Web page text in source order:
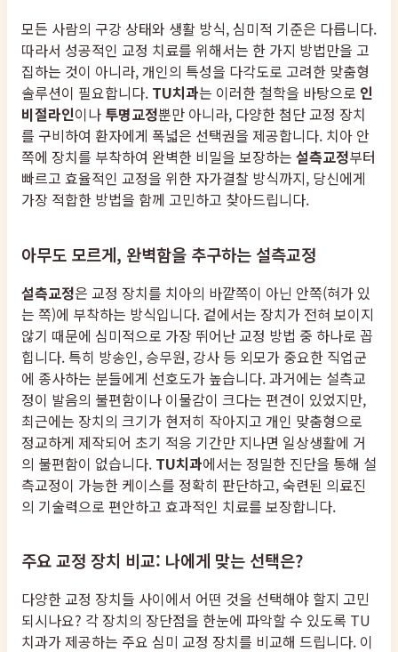
모든 사람의 구강 상태와 생활 방식, 심미적 기준은 다릅니다.
따라서 성공적인 교정 치료를 위해서는 한 가지 방법만을 고
집하는 것이 아니라, 개인의 특성을 다각도로 고려한 맞춤형
솔루션이 필요합니다. TU치과는 이러한 철학을 바탕으로 인
비절라인이나 투명교정뿐만 아니라, 다양한 첨단 교정 장치
를 구비하여 환자에게 폭넓은 선택권을 제공합니다. 치아 안
쪽에 장치를 부착하여 완벽한 비밀을 보장하는 설측교정부터
빠르고 효율적인 교정을 위한 자가결찰 방식까지, 당신에게
가장 적합한 방법을 함께 고민하고 찾아드립니다.
아무도 모르게, 완벽함을 추구하는 설측교정
설측교정은 교정 장치를 치아의 바깥쪽이 아닌 안쪽(혀가 있
는 쪽)에 부착하는 방식입니다. 겉에서는 장치가 전혀 보이지
않기 때문에 심미적으로 가장 뛰어난 교정 방법 중 하나로 꼽
힙니다. 특히 방송인, 승무원, 강사 등 외모가 중요한 직업군
에 종사하는 분들에게 선호도가 높습니다. 과거에는 설측교
정이 발음의 불편함이나 이물감이 크다는 편견이 있었지만,
최근에는 장치의 크기가 현저히 작아지고 개인 맞춤형으로
정교하게 제작되어 초기 적응 기간만 지나면 일상생활에 거
의 불편함이 없습니다. TU치과에서는 정밀한 진단을 통해 설
측교정이 가능한 케이스를 정확히 판단하고, 숙련된 의료진
의 기술력으로 편안하고 효과적인 치료를 보장합니다.
주요 교정 장치 비교: 나에게 맞는 선택은?
다양한 교정 장치들 사이에서 어떤 것을 선택해야 할지 고민
되시나요? 각 장치의 장단점을 한눈에 파악할 수 있도록 TU
치과가 제공하는 주요 심미 교정 장치를 비교해 드립니다. 이